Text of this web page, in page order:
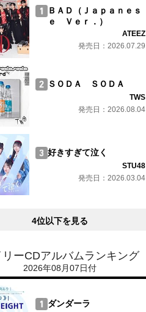
ＢＡＤ（Ｊａｐａｎｅｓ
ｅ Ｖｅｒ．）
ATEEZ
発売日：2026.07.29
ＳＯＤＡ ＳＯＤＡ
TWS
発売日：2026.08.04
好きすぎて泣く
STU48
発売日：2026.03.04
4位以下を見る
リーCDアルバムランキング
2026年08月07日付
ダンダーラ